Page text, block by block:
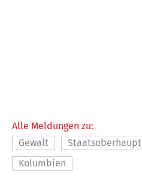
Alle Meldungen zu:
Gewalt
Staatsoberhaupt
Kolumbien